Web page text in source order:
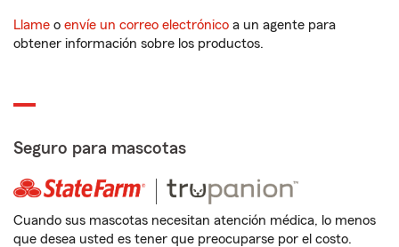
Llame o envíe un correo electrónico a un agente para
obtener información sobre los productos.
Seguro para mascotas
Cuando sus mascotas necesitan atención médica, lo menos
que desea usted es tener que preocuparse por el costo.